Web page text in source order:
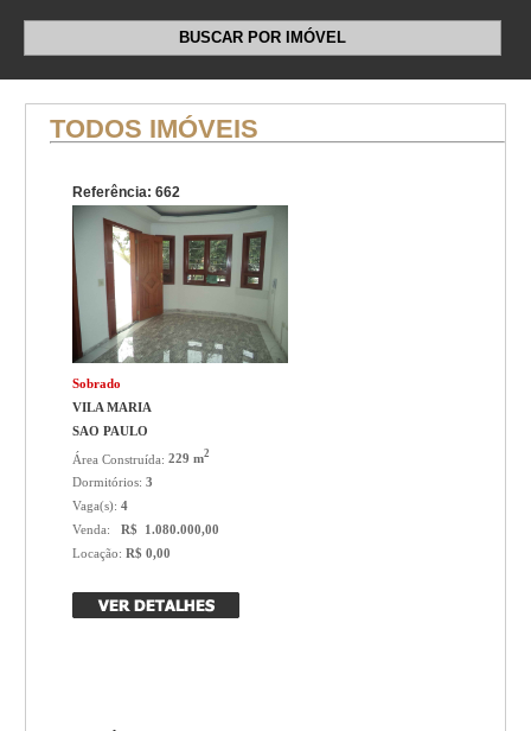
BUSCAR POR IMÓVEL
TODOS IMÓVEIS
Referência: 662
Sobrado
VILA MARIA
SAO PAULO
Área Construída:229 m2
Dormitórios:3
Vaga(s):4
Venda:
R$ 1.080.000,00
Locação:R$ 0,00